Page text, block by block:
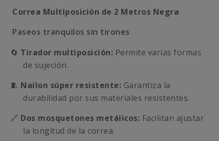
Correa Multiposición de 2 Metros Negra
Paseos tranquilos sin tirones
🔄 Tirador multiposición: Permite varias formas
de sujeción.
🧵 Nailon súper resistente: Garantiza la
durabilidad por sus materiales resistentes.
🔗 Dos mosquetones metálicos: Facilitan ajustar
la longitud de la correa.